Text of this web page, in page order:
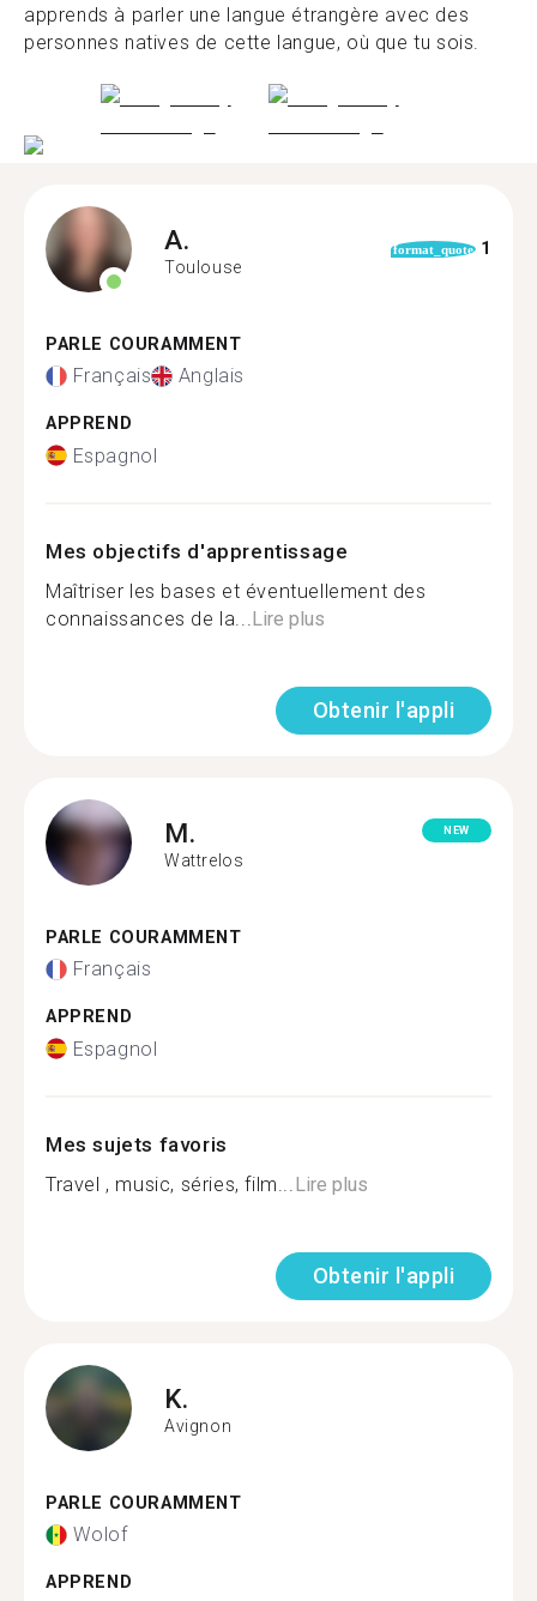
apprends à parler une langue étrangère avec des
personnes natives de cette langue, où que tu sois.
A.
Toulouse
format_quote 1
PARLE COURAMMENT
Français Anglais
APPREND
Espagnol
Mes objectifs d'apprentissage
Maîtriser les bases et éventuellement des
connaissances de la... Lire plus
Obtenir l'appli
M.
Wattrelos
NEW
PARLE COURAMMENT
Français
APPREND
Espagnol
Mes sujets favoris
Travel , music, séries, film... Lire plus
Obtenir l'appli
K.
Avignon
PARLE COURAMMENT
Wolof
APPREND